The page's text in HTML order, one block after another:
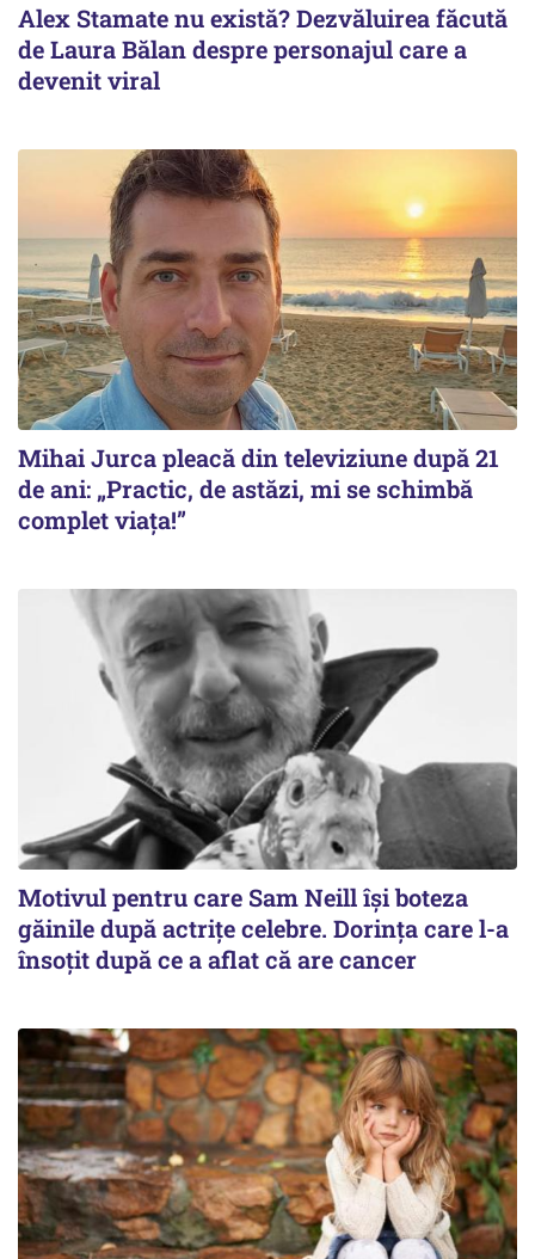
Alex Stamate nu există? Dezvăluirea făcută
de Laura Bălan despre personajul care a
devenit viral
Mihai Jurca pleacă din televiziune după 21
de ani: „Practic, de astăzi, mi se schimbă
complet viața!”
Motivul pentru care Sam Neill își boteza
găinile după actrițe celebre. Dorința care l-a
însoțit după ce a aflat că are cancer